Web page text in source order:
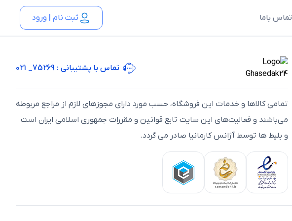
تماس باما ثبت نام | ورود
تماس با پشتیبانی : 75269_ 021
تمامی كالاها و خدمات اين فروشگاه، حسب مورد دارای مجوزهای لازم از مراجع مربوطه
می‌باشند و فعاليت‌های اين سايت تابع قوانين و مقررات جمهوری اسلامی ايران است
و بلیط ها توسط آژانس کارمانیا صادر می گردد.